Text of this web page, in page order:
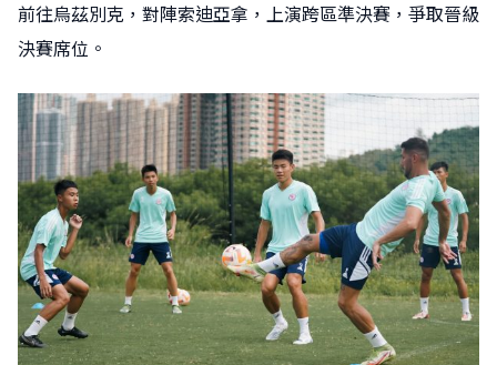
前往烏茲別克，對陣索迪亞拿，上演跨區準決賽，爭取晉級
決賽席位。